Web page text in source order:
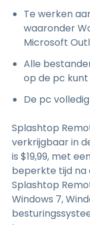
Te werken
waaronder
Microsoft
Alle
op de pc
De pc
Splashtop
verkrijgbaar in
is $19,99, met
beperkte tijd na
Splashtop
Windows 7,